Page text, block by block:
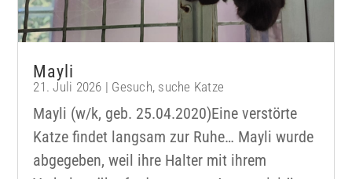
Mayli
21. Juli 2026 | Gesuch, suche Katze
Mayli (w/k, geb. 25.04.2020)Eine verstörte
Katze findet langsam zur Ruhe… Mayli wurde
abgegeben, weil ihre Halter mit ihrem